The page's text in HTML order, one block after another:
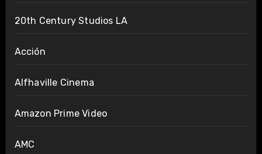
20th Century Studios LA
Acción
Alfhaville Cinema
Amazon Prime Video
AMC